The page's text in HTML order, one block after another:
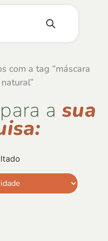
com a tag “máscara
a sua